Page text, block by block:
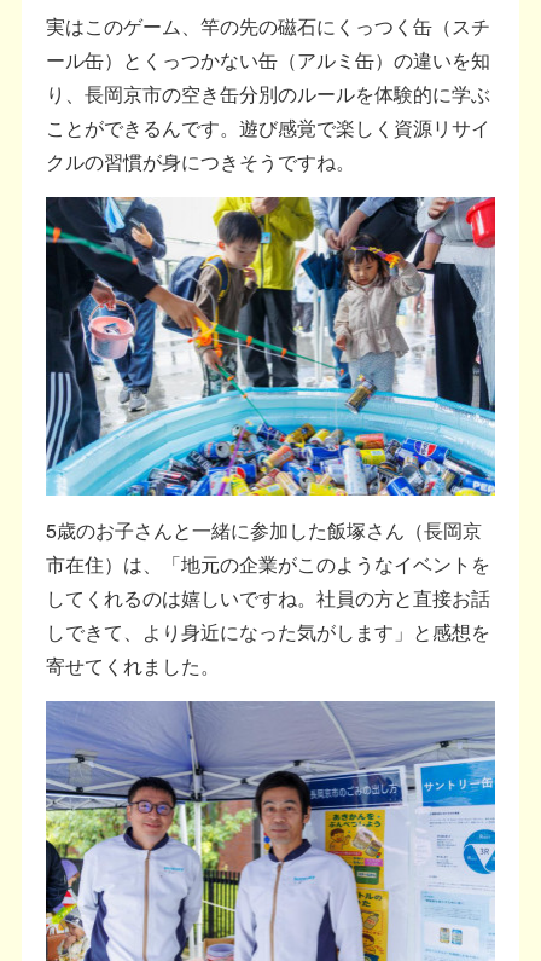
実はこのゲーム、竿の先の磁石にくっつく缶（スチ
ール缶）とくっつかない缶（アルミ缶）の違いを知
り、長岡京市の空き缶分別のルールを体験的に学ぶ
ことができるんです。遊び感覚で楽しく資源リサイ
クルの習慣が身につきそうですね。
5歳のお子さんと一緒に参加した飯塚さん（長岡京
市在住）は、「地元の企業がこのようなイベントを
してくれるのは嬉しいですね。社員の方と直接お話
しできて、より身近になった気がします」と感想を
寄せてくれました。